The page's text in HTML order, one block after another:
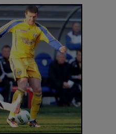
ce a pățit laDe la ce a